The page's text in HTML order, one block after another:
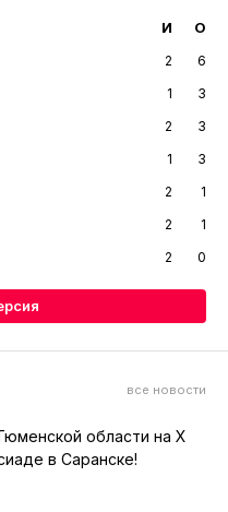
И О
2
6
1
3
2
3
1
3
2
1
2
1
2 0
все новости
области на X
в Саранске!